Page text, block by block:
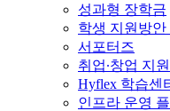
성과형 장학금
학생 지원방안
서포터즈
취업∙창업 지원
Hyflex 학습센
인프라 운영